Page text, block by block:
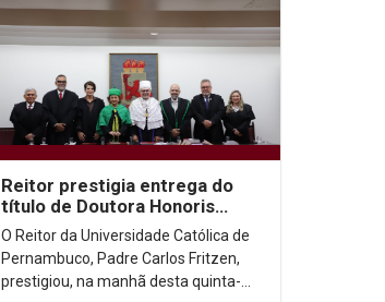
Reitor prestigia entrega do
título de Doutora Honoris
Causa a Margareth Dalcomo na
UFPE
O Reitor da Universidade Católica de
Pernambuco, Padre Carlos Fritzen,
prestigiou, na manhã desta quinta-